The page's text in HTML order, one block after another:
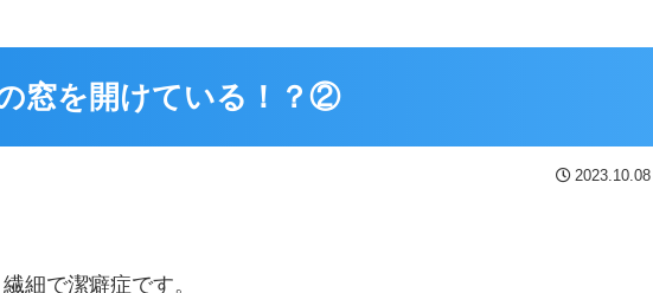
窓を開けている！？②
2023.10.08
細で潔癖症です。